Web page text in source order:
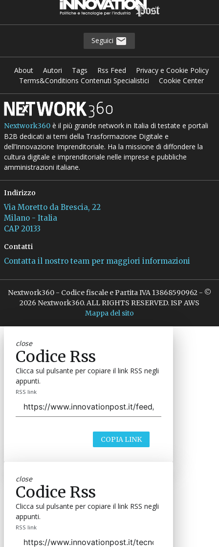
Seguici
About Autori Tags Rss Feed
Privacy e Cookie Policy
Terms&Conditions Contenuti Specialistici
Cookie Center
Nextwork360è il più grande network in Italia di testate e portali
B2B dedicati ai temi della Trasformazione Digitale e
dell’Innovazione Imprenditoriale. Ha la missione di diffondere la
cultura digitale e imprenditoriale nelle imprese e pubbliche
amministrazioni italiane.
Indirizzo
Via Moretto da Brescia, 22
Milano - Italia
CAP 20133
Contatti
Contatta il nostro team per maggiori informazioni
Nextwork360 - Codice fiscale e Partita IVA 13868590962 - ©
2026 Nextwork360. ALL RIGHTS RESERVED. ISP AWS
Mappa del sito
close
Codice Rss
Clicca sul pulsante per copiare il link RSS negli
appunti.
RSS link
COPIA LINK
close
Codice Rss
Clicca sul pulsante per copiare il link RSS negli
appunti.
RSS link